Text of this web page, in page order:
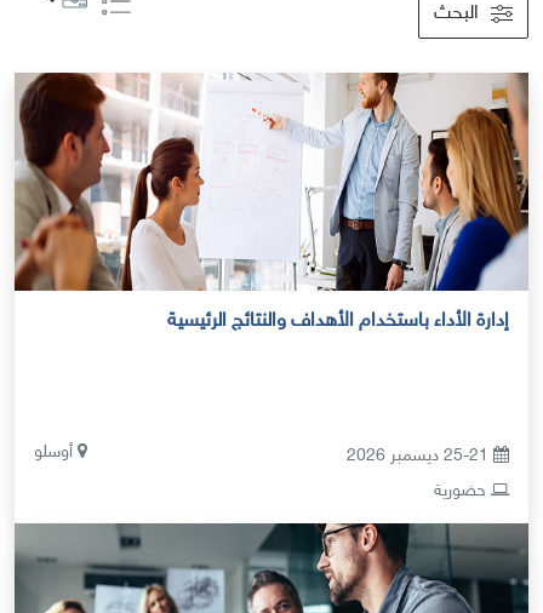
إدارة الأداء باستخدام الأهداف والنتائج الرئيسية
أوسلو
حضورية
البحث